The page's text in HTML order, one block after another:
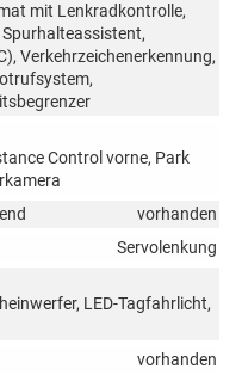
mit Lenkradkontrolle,
Verkehrzeichenerkennung,
Control vorne, Park
vorhanden
Servolenkung
LED-Tagfahrlicht,
vorhanden